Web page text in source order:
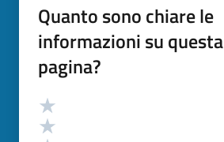
Quanto sono chiare le
informazioni su questa
pagina?
Valutazione